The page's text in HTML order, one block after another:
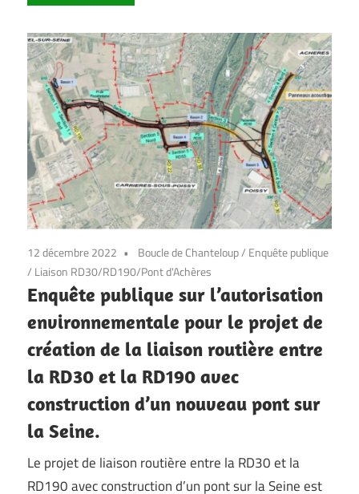
12 décembre 2022 Boucle de Chanteloup/ Enquête publique
/ Liaison RD30/RD190/Pont d'Achères
Enquête publique sur l’autorisation
environnementale pour le projet de
création de la liaison routière entre
la RD30 et la RD190 avec
construction d’un nouveau pont sur
la Seine.
Le projet de liaison routière entre la RD30 et la
RD190 avec construction d’un pont sur la Seine est